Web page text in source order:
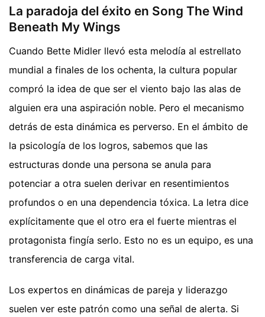
La paradoja del éxito en Song The Wind
Beneath My Wings
Cuando Bette Midler llevó esta melodía al estrellato
mundial a finales de los ochenta, la cultura popular
compró la idea de que ser el viento bajo las alas de
alguien era una aspiración noble. Pero el mecanismo
detrás de esta dinámica es perverso. En el ámbito de
la psicología de los logros, sabemos que las
estructuras donde una persona se anula para
potenciar a otra suelen derivar en resentimientos
profundos o en una dependencia tóxica. La letra dice
explícitamente que el otro era el fuerte mientras el
protagonista fingía serlo. Esto no es un equipo, es una
transferencia de carga vital.
Los expertos en dinámicas de pareja y liderazgo
suelen ver este patrón como una señal de alerta. Si